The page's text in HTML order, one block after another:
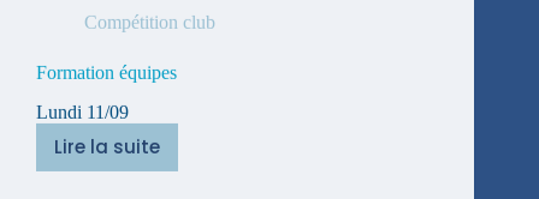
Compétition club
Formation équipes
Lundi 11/09
Lire la suite
Formation
équipes